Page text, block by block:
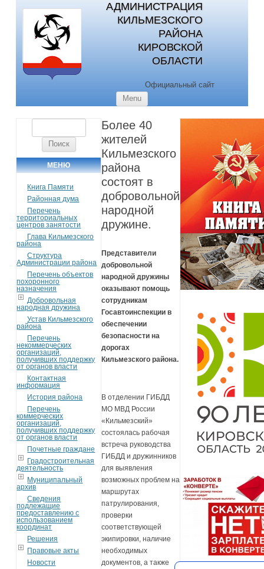
АДМИНИСТРАЦИЯ
КИЛЬМЕЗСКОГО
РАЙОНА
КИРОВСКОЙ
ОБЛАСТИ
Официальный сайт
Menu
МЕНЮ
Книга Памяти
Районная дума
Перечень
территориальных
центров занятости
Глава Кильмезского
района
Структура
Администрации района
Перечень объектов
похоронного
назначения
Добровольная
народная дружина
Устав Кильмезского
района
Перечень
некоммерческих
организаций,
получивших поддержку
от органов власти
Контактная
информация
История района
Перечень
коммерческих
организаций,
получивших поддержку
от органов власти
Почетные граждане
Градостроительная
деятельность
Муниципальный
архив
Сведения
подлежащие
предоставлению с
использованием
координат
Решения
Правовые акты
Новости
Более 40
жителей
Кильмезского
района
состоят в
добровольной
народной
дружине.
Представители
добровольной
народной дружины
оказывают помощь
сотрудникам
Госавтоинспекции в
обеспечении
безопасности на
дорогах
Кильмезского района.
В отделении ГИБДД
МО МВД России
«Кильмезский»
состоялась рабочая
встреча руководства
ГИБДД и дружинников
для выявления
возможных проблем на
маршрутах
патрулирования,
проверки
соответствующей
экипировки, наличие
необходимых
документов, а также